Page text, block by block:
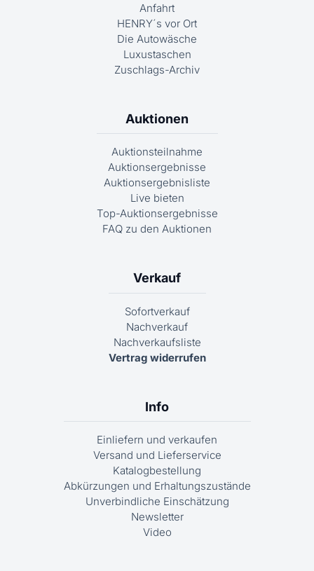
Anfahrt
HENRY´s vor Ort
Die Autowäsche
Luxustaschen
Zuschlags-Archiv
Auktionen
Auktionsteilnahme
Auktionsergebnisse
Auktionsergebnisliste
Live bieten
Top-Auktionsergebnisse
FAQ zu den Auktionen
Verkauf
Sofortverkauf
Nachverkauf
Nachverkaufsliste
Vertrag widerrufen
Info
Einliefern und verkaufen
Versand und Lieferservice
Katalogbestellung
Abkürzungen und Erhaltungszustände
Unverbindliche Einschätzung
Newsletter
Video